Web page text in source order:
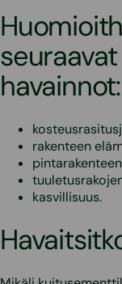
havainnot:
rakenteen
kasvillisuus.